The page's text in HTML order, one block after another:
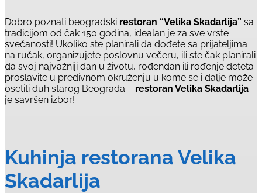
Dobro poznati beogradski restoran “Velika Skadarlija” sa
tradicijom od čak 150 godina, idealan je za sve vrste
svečanosti! Ukoliko ste planirali da dođete sa prijateljima
na ručak, organizujete poslovnu večeru, ili ste čak planirali
da svoj najvažniji dan u životu, rođendan ili rođenje deteta
proslavite u predivnom okruženju u kome se i dalje može
osetiti duh starog Beograda – restoran Velika Skadarlija
je savršen izbor!
Kuhinja restorana Velika
Skadarlija